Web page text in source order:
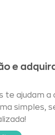
e
te ajudam a
simples,